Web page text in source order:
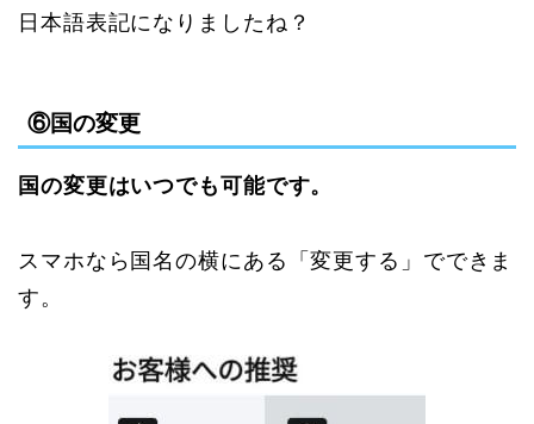
日本語表記になりましたね？
⑥国の変更
国の変更はいつでも可能です。
スマホなら国名の横にある「変更する」でできま
す。